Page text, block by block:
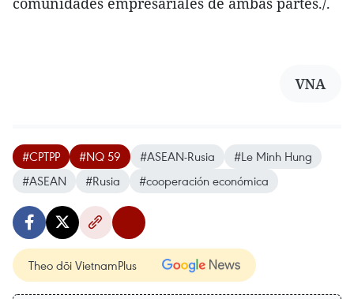
VNA
#CPTPP #NQ 59 #ASEAN-Rusia
#Le Minh Hung
#ASEAN
#Rusia #cooperación económica
Theo dõi VietnamPlus